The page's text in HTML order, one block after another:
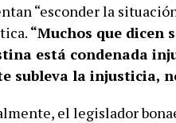
“esconder la
“Muchos que dicen
está condenada
subleva la injusticia,
el legislador